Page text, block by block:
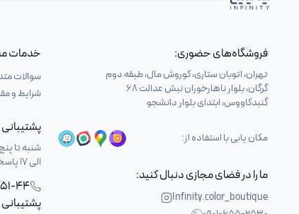
فروشگاه‌های حضوری:
تهران، اتوبان ستاری، کوروش مال، طبقه دوم
گرگان، بلوار ناهارخوران نبش عدالت 68
گنبدکاووس، ابتدای بلوار دانشجو
مکان یابی با استفاده از:
ما را در فضای مجازی دنبال کنید:
Infinity.color_boutique
خدمات
سوالات
شرایط و
الی 17 پاسخگوی شما هستیم.
44
پشتیبانی